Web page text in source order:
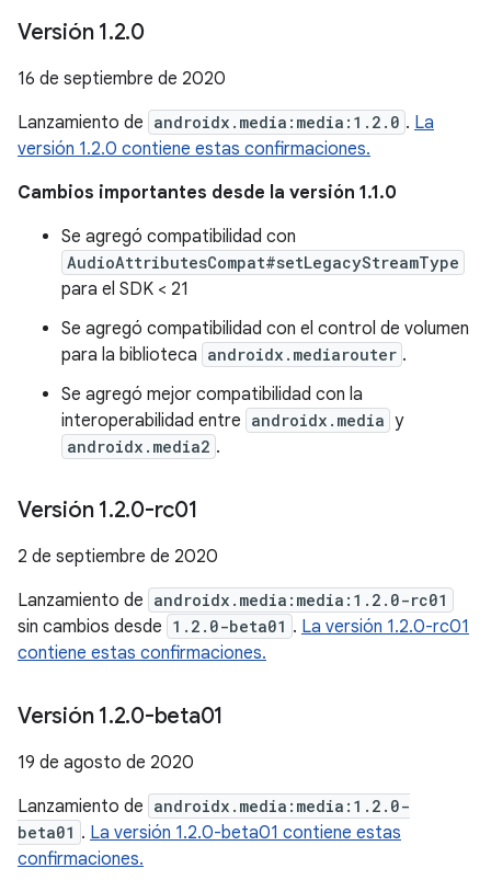
Versión 1.2.0
16 de septiembre de 2020
Lanzamiento de androidx.media:media:1.2.0 . La
versión 1.2.0 contiene estas confirmaciones.
Cambios importantes desde la versión 1.1.0
Se agregó compatibilidad con
AudioAttributesCompat#setLegacyStreamType
para el SDK < 21
Se agregó compatibilidad con el control de volumen
para la biblioteca androidx.mediarouter .
Se agregó mejor compatibilidad con la
interoperabilidad entre androidx.media y
androidx.media2 .
Versión 1.2.0-rc01
2 de septiembre de 2020
Lanzamiento de androidx.media:media:1.2.0-rc01
sin cambios desde 1.2.0-beta01 . La versión 1.2.0-rc01
contiene estas confirmaciones.
Versión 1.2.0-beta01
19 de agosto de 2020
Lanzamiento de androidx.media:media:1.2.0-
beta01 . La versión 1.2.0-beta01 contiene estas
confirmaciones.